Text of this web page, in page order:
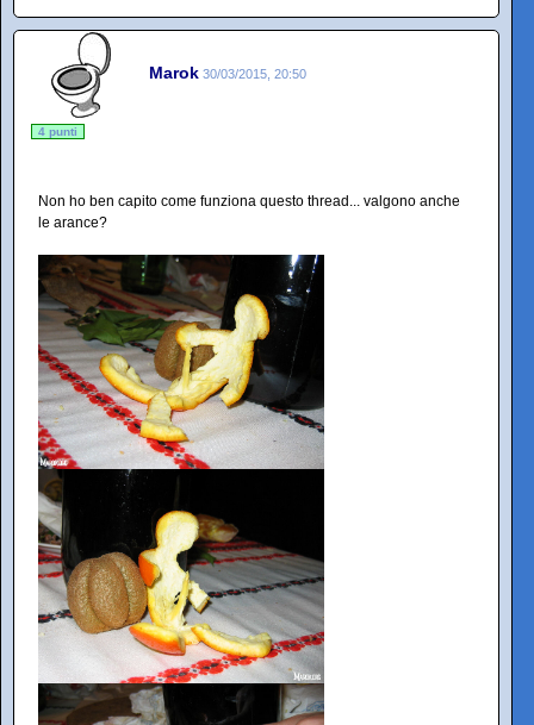
Marok 30/03/2015, 20:50
4 punti
Non ho ben capito come funziona questo thread... valgono anche
le arance?